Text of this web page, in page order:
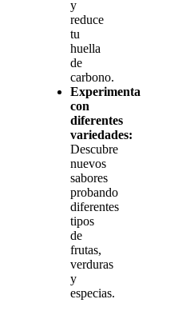
y
reduce
tu
huella
de
carbono.
Experimenta
con
diferentes
variedades:
Descubre
nuevos
sabores
probando
diferentes
tipos
de
frutas,
verduras
y
especias.